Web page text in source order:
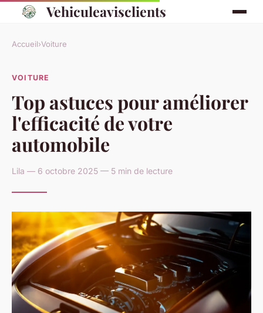
Vehiculeavisclients
Accueil›Voiture
VOITURE
Top astuces pour améliorer
l'efficacité de votre
automobile
Lila — 6 octobre 2025 — 5 min de lecture